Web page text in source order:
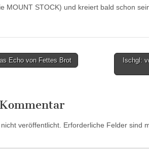
MOUNT STOCK) und kreiert bald schon
Echo von Fettes Brot
Ischgl:
veröffentlicht. Erforderliche Felder sind